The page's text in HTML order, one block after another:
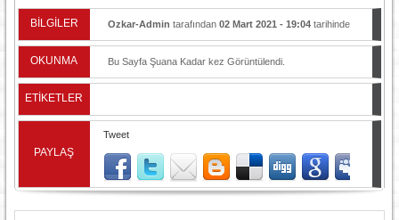
stok bilgisi alabilirsiniz
BİLGİLER Ozkar-Admin tarafından 02 Mart 2021 - 19:04tarihinde
OKUNMA Bu Sayfa Şuana Kadar kez Görüntülendi.
ETİKETLER
PAYLAŞ
Tweet